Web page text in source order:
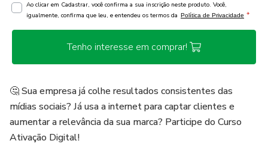
Ao clicar em Cadastrar, você confirma a sua inscrição neste produto. Você,
igualmente, confirma que leu, e entendeu os termos da Política de Privacidade *
Tenho interesse em comprar!
🤔 Sua empresa já colhe resultados consistentes das
mídias sociais? Já usa a internet para captar clientes e
aumentar a relevância da sua marca? Participe do Curso
Ativação Digital!⠀